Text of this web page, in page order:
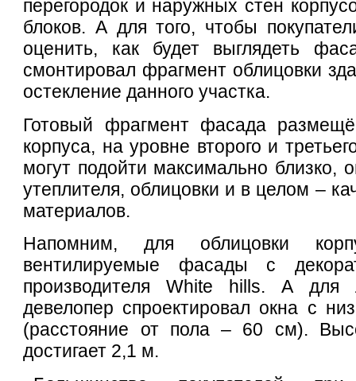
перегородок и наружных стен
блоков. А для того, чтобы
оценить, как будет выглядеть
смонтировал фрагмент облицовки
остекление данного участка.
Готовый фрагмент фасада
корпуса, на уровне второго и
могут подойти максимально близко,
утеплителя, облицовки и в целом –
материалов.
Напомним, для облицовки
вентилируемые фасады с
производителя White hills. А для
девелопер спроектировал окна с
(расстояние от пола – 60 см).
достигает 2,1 м.